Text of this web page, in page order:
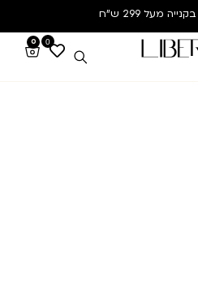
בקנייה מעל 299 ש”ח
0
0